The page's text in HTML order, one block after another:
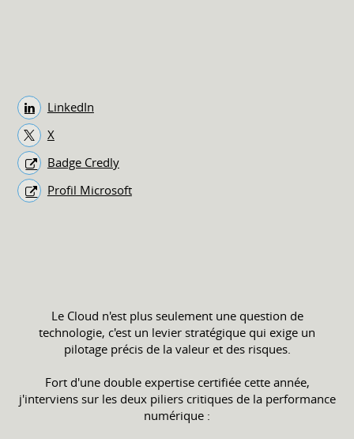
LinkedIn
X
Badge Credly
Profil Microsoft
Le Cloud n'est plus seulement une question de
technologie, c'est un levier stratégique qui exige un
pilotage précis de la valeur et des risques.
Fort d'une double expertise certifiée cette année,
j'interviens sur les deux piliers critiques de la performance
numérique :